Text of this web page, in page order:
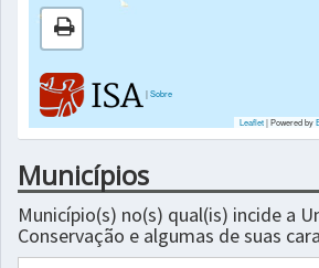
|Sobre
Leaflet| Powered by
Municípios
Município(s) no(s) qual(is) incide a
Conservação e algumas de suas